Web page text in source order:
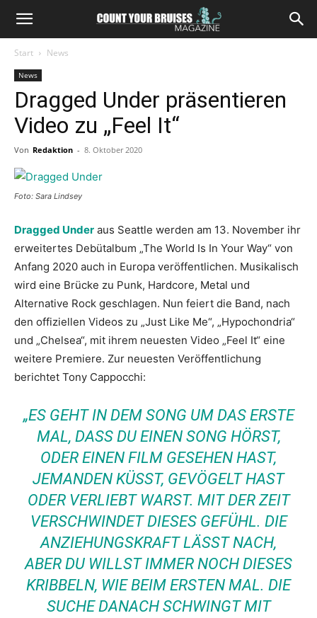
Start News
News
Dragged Under präsentieren
Video zu „Feel It“
Von Redaktion - 8. Oktober 2020
Foto: Sara Lindsey
Dragged Under aus Seattle werden am 13. November ihr
erweitertes Debütalbum „The World Is In Your Way“ von
Anfang 2020 auch in Europa veröffentlichen. Musikalisch
wird eine Brücke zu Punk, Hardcore, Metal und
Alternative Rock geschlagen. Nun feiert die Band, nach
den offiziellen Videos zu „Just Like Me“, „Hypochondria“
und „Chelsea“, mit ihrem neuesten Video „Feel It“ eine
weitere Premiere. Zur neuesten Veröffentlichung
berichtet Tony Cappocchi:
„ES GEHT IN DEM SONG UM DAS ERSTE
MAL, DASS DU EINEN SONG HÖRST,
ODER EINEN FILM GESEHEN HAST,
JEMANDEN KÜSST, GEVÖGELT HAST
ODER VERLIEBT WARST. MIT DER ZEIT
VERSCHWINDET DIESES GEFÜHL. DIE
ANZIEHUNGSKRAFT LÄSST NACH,
ABER DU WILLST IMMER NOCH DIESES
KRIBBELN, WIE BEIM ERSTEN MAL. DIE
SUCHE DANACH SCHWINGT MIT